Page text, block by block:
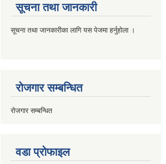
सूचना तथा जानकारी
सूचना तथा जानकारीका लागि यस पेजमा हर्नुहोला ।
रोजगार सम्बन्धित
रोजगार सम्बन्धित
वडा प्रोफाइल